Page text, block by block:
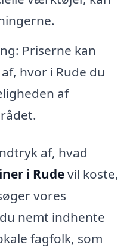
Priserne kan
hvor i Rude du
af
af, hvad
i Rudevil koste,
vores
nemt indhente
fagfolk, som